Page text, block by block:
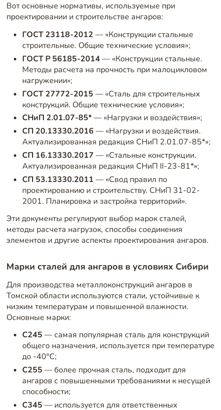
Вот основные нормативы, используемые при
проектировании и строительстве ангаров:
ГОСТ 23118-2012 — «Конструкции стальные
строительные. Общие технические условия»;
ГОСТ Р 56185-2014— «Конструкции стальные.
Методы расчета на прочность при малоцикловом
нагружении»;
ГОСТ 27772-2015 — «Сталь для строительных
конструкций. Общие технические условия»;
СНиП 2.01.07-85*— «Нагрузки и воздействия»;
СП 20.13330.2016 — «Нагрузки и воздействия.
Актуализированная редакция СНиП 2.01.07-85*»;
СП 16.13330.2017 — «Стальные конструкции.
Актуализированная редакция СНиП II-23-81*»;
СП 53.13330.2011 — «Свод правил по
проектированию и строительству. СНиП 31-02-
2001. Планировка и застройка территорий».
Эти документы регулируют выбор марок сталей,
методы расчета нагрузок, способы соединения
элементов и другие аспекты проектирования ангаров.
Марки сталей для ангаров в условиях Сибири
Для производства металлоконструкций ангаров в
Томской области используются стали, устойчивые к
низким температурам и повышенной влажности.
Основные марки:
С245 — самая популярная сталь для конструкций
общего назначения, используется при температуре
до -40°C;
С255 — более прочная сталь, подходит для
ангаров с повышенными требованиями к несущей
способности;
С345 — используется для ответственных